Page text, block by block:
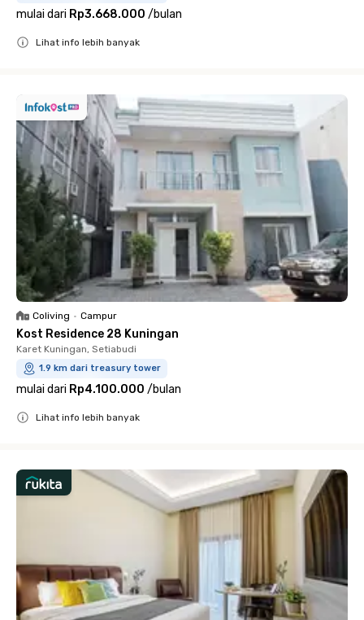
mulai dari Rp3.668.000 /bulan
Lihat info lebih banyak
Coliving • Campur
Kost Residence 28 Kuningan
Karet Kuningan, Setiabudi
1.9 km dari treasury tower
mulai dari Rp4.100.000 /bulan
Lihat info lebih banyak